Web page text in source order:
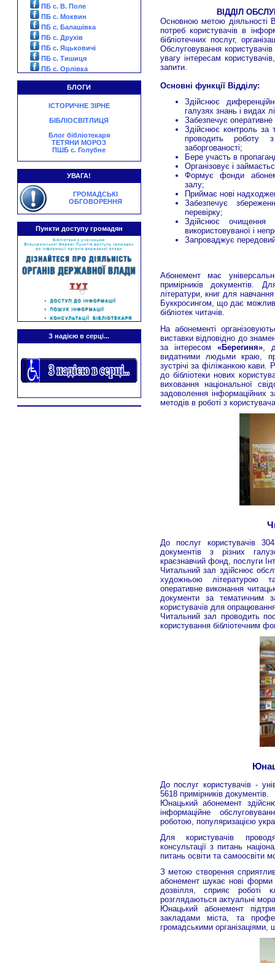
ПБ с. В. Поле
ПБ с. Моквин
ПБ с. Балашівка
ПБ с. Друхів
ПБ с. Яцьковичі
ПБ с. Тишиця
ПБ с. Орлівка
БЛОГИ
ІСТОРИЧНЕ ЗІРНЕ
БІБЛІОСВІТЛИЦЯ
Блог бібліотекаря
ТЕТЯНИ МОРОЗ
ПШБ с. Голубне
УВАГА!
ГРОМАДСЬКІ
ОБГОВОРЕННЯ
Пункти доступу громадян
З надією в серці...
ВІДДІЛ
Основною метою діяльності
потреб користувачів в
бібліотечних послуг,
Обслуговування
увагу інтересам
запити.
Основні функції Відділу:
Здійснює
галузях знань і видах
Забезпечує оперативне
Здійснює контроль за
проводить роботу з
заборгованості;
Бере участь в
Організовує і
Формує фонди
залу;
Приймає нові
Забезпечує
перевірку;
Здійснює очищення
використовуваної і
Запроваджує
Абонемент має
примірників документів.
літератури, книг для
Буккросингом, що дає
бібліотек читачів.
На абонементі
виставки відповідно до
за інтересом «Берегиня»,
видатними людьми краю,
зустрічі за філіжанкою
до бібліотеки нових
виховання національної
задоволення інформаційних
методів в роботі з
До послуг користувачів
документів з різних
краєзнавчий фонд, послуги
Читальний зал здійснює
художньою літературою
оперативне виконання
документи за тематичним
користувачів для
Читальний зал проводить
користування бібліотечним
До послуг користувачів -
5618 примірників документів.
Юнацький абонемент
інформаційне
роботою, популяризацією
Для користувачів
консультації з питань
питань освіти та самоосвіти
З метою створення
абонемент шукає нові форми
дозвілля, сприяє роботі
розглядаються актуальні
Юнацький абонемент
закладами міста, та
громадськими організаціями,